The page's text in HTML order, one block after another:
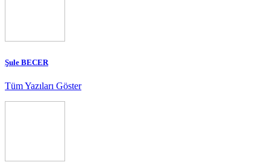
Şule BECER
Tüm Yazıları Göster